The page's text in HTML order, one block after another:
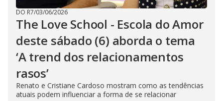
DO R7/03/06/2026
The Love School - Escola do Amor
deste sábado (6) aborda o tema
‘A trend dos relacionamentos
rasos’
Renato e Cristiane Cardoso mostram como as tendências
atuais podem influenciar a forma de se relacionar